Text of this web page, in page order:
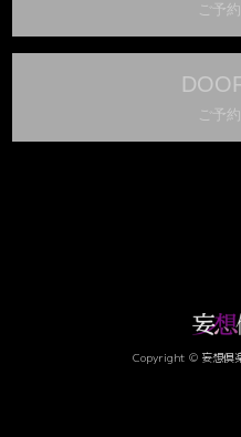
ご予
ご予
Copyright © 妄想倶